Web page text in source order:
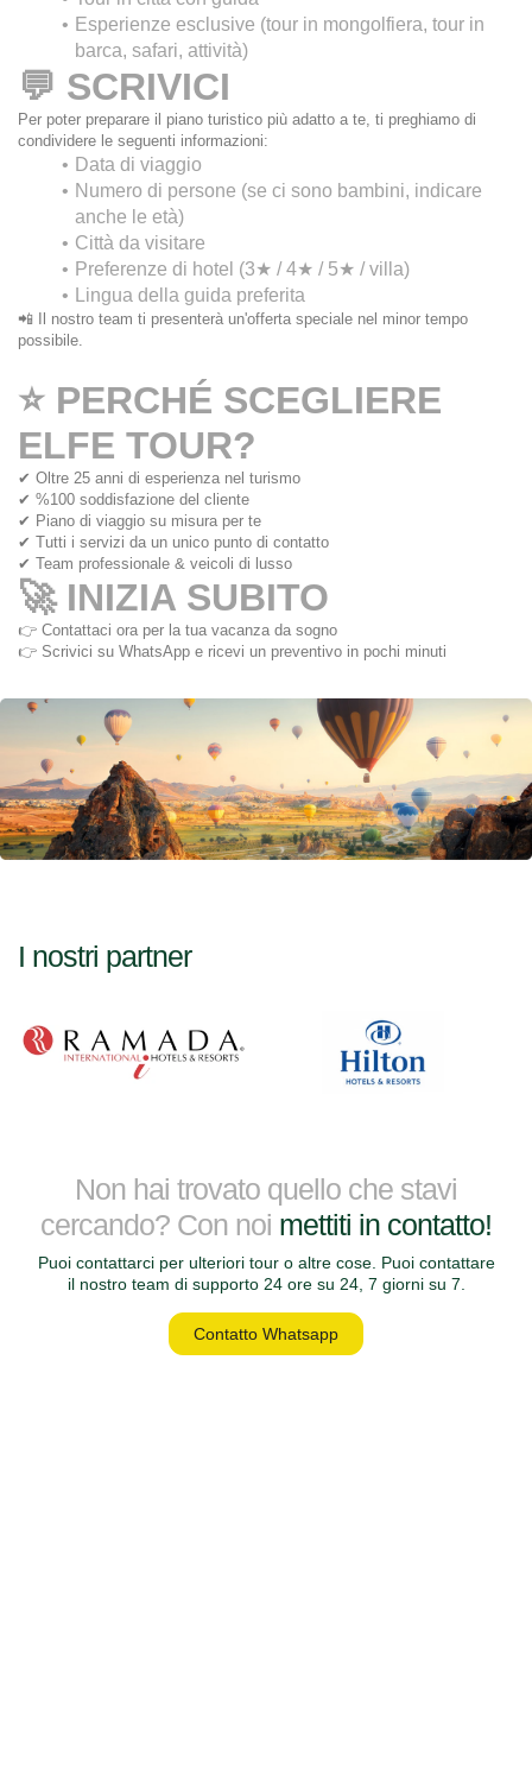
Esperienze esclusive (tour in mongolfiera, tour in
barca, safari, attività)
💬 SCRIVICI
Per poter preparare il piano turistico più adatto a te, ti preghiamo di
condividere le seguenti informazioni:
Data di viaggio
Numero di persone (se ci sono bambini, indicare
anche le età)
Città da visitare
Preferenze di hotel (3★ / 4★ / 5★ / villa)
Lingua della guida preferita
📲 Il nostro team ti presenterà un'offerta speciale nel minor tempo
possibile.
⭐ PERCHÉ SCEGLIERE
ELFE TOUR?
✔ Oltre 25 anni di esperienza nel turismo
✔ %100 soddisfazione del cliente
✔ Piano di viaggio su misura per te
✔ Tutti i servizi da un unico punto di contatto
✔ Team professionale & veicoli di lusso
🚀 INIZIA SUBITO
👉 Contattaci ora per la tua vacanza da sogno
👉 Scrivici su WhatsApp e ricevi un preventivo in pochi minuti
I nostri partner
Non hai trovato quello che stavi
cercando? Con noi mettiti in contatto!
Puoi contattarci per ulteriori tour o altre cose. Puoi contattare
il nostro team di supporto 24 ore su 24, 7 giorni su 7.
Contatto Whatsapp